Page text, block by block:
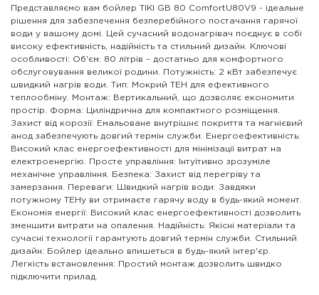
Представляємо вам бойлер TIKI GB 80 ComfortU80V9 - ідеальне
рішення для забезпечення безперебійного постачання гарячої
води у вашому домі. Цей сучасний водонагрівач поєднує в собі
високу ефективність, надійність та стильний дизайн. Ключові
особливості: Об'єм: 80 літрів – достатньо для комфортного
обслуговування великої родини. Потужність: 2 кВт забезпечує
швидкий нагрів води. Тип: Мокрий ТЕН для ефективного
теплообміну. Монтаж: Вертикальний, що дозволяє економити
простір. Форма: Циліндрична для компактного розміщення.
Захист від корозії: Емальоване внутрішнє покриття та магнієвий
анод забезпечують довгий термін служби. Енергоефективність:
Високий клас енергоефективності для мінімізації витрат на
електроенергію. Просте управління: Інтуїтивно зрозуміле
механічне управління. Безпека: Захист від перегріву та
замерзання. Переваги: Швидкий нагрів води: Завдяки
потужному ТЕНу ви отримаєте гарячу воду в будь-який момент.
Економія енергії: Високий клас енергоефективності дозволить
зменшити витрати на опалення. Надійність: Якісні матеріали та
сучасні технології гарантують довгий термін служби. Стильний
дизайн: Бойлер ідеально впишеться в будь-який інтер'єр.
Легкість встановлення: Простий монтаж дозволить швидко
підключити прилад.